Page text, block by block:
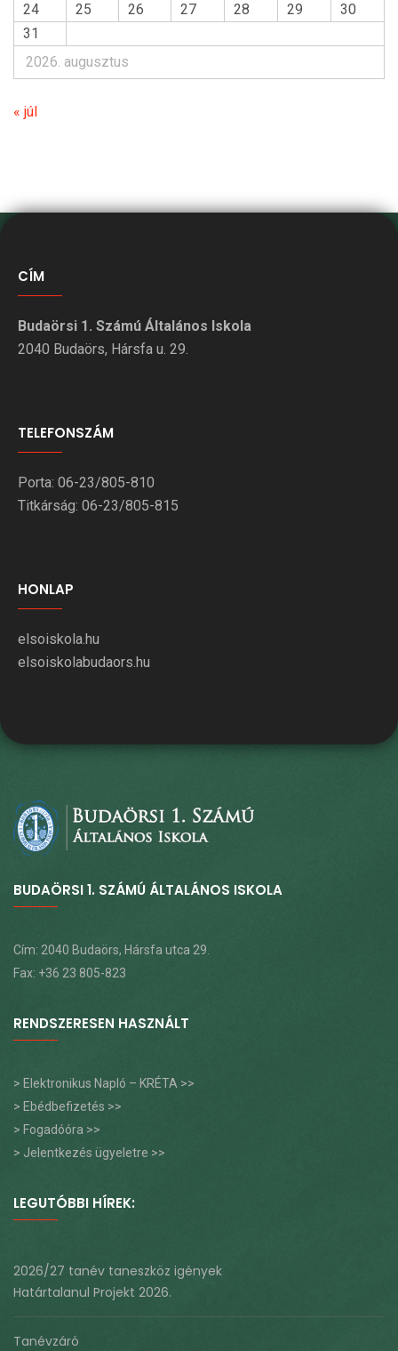
2026. augusztus
24
25 26 27 28 29
30
31
« júl
CÍM
Budaörsi 1. Számú Általános Iskola
2040 Budaörs, Hársfa u. 29.
TELEFONSZÁM
Porta: 06-23/805-810
Titkárság: 06-23/805-815
HONLAP
elsoiskola.hu
elsoiskolabudaors.hu
BUDAÖRSI 1. SZÁMÚ ÁLTALÁNOS ISKOLA
Cím: 2040 Budaörs, Hársfa utca 29.
Fax: +36 23 805-823
RENDSZERESEN HASZNÁLT
> Elektronikus Napló – KRÉTA >>
> Ebédbefizetés >>
> Fogadóóra >>
> Jelentkezés ügyeletre >>
LEGUTÓBBI HÍREK:
2026/27 tanév taneszköz igények
Határtalanul Projekt 2026.
Tanévzáró